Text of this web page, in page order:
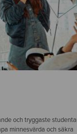
och tryggaste
minnesvärda och säkra